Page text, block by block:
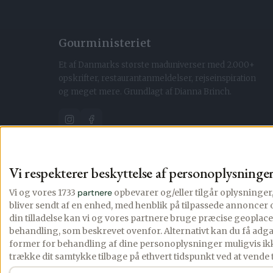
Vi respekterer beskyttelse af
Vi og vores 1733 partnere opbevarer og/eller tilgår
bliver sendt af en enhed, med henblik på tilpassede
din tilladelse kan vi og vores partnere bruge præcise
behandling, som beskrevet ovenfor. Alternativt kan du få
former for behandling af dine personoplysninger muligvis
trække dit samtykke tilbage på ethvert tidspunkt ved at
Gourministeriet
Et af Danmarks største maduniverser med 2.000+
opskrifter, restaurantanmeldelser, rejseinspiration
og meget mere. Grundlagt af Dianna Brinch.